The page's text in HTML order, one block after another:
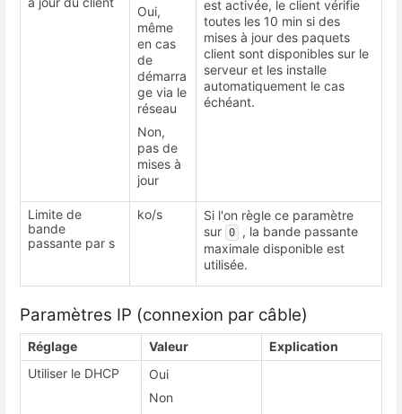
Oui,
même
en cas
de
démarra
ge via le
réseau
Non,
pas de
mises à
jour
est activée, le client vérifie
toutes les 10 min si des
mises à jour des paquets
client sont disponibles sur le
serveur et les installe
automatiquement le cas
échéant.
Limite de
bande
passante par s
ko/s
Si l'on règle ce paramètre
sur 0
, la bande passante
maximale disponible est
utilisée.
Paramètres IP (connexion par câble)
Réglage Valeur
Explication
Utiliser le DHCP
Oui
Non